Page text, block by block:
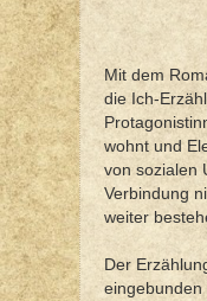
Mit dem
die Ich-
wohnt und
von sozialen
Verbindung
weiter
Der
eingebunden